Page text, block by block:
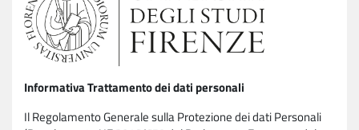
Informativa Trattamento dei dati personali
Il Regolamento Generale sulla Protezione dei dati Personali